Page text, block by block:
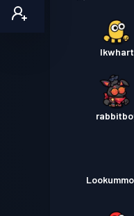
Ikwhart